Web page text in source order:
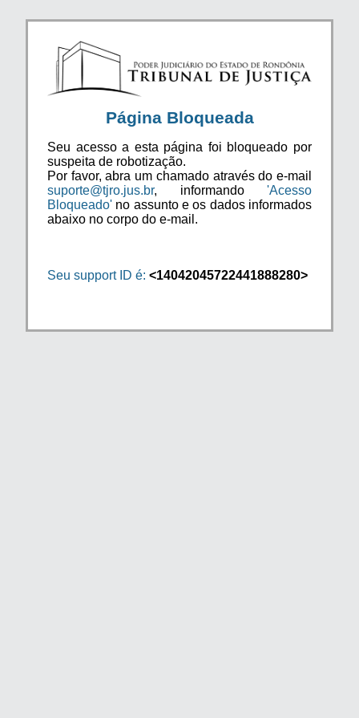
Página Bloqueada
Seu acesso a esta página foi bloqueado por
suspeita de robotização.
Por favor, abra um chamado através do e-mail
suporte@tjro.jus.br, informando 'Acesso
Bloqueado' no assunto e os dados informados
abaixo no corpo do e-mail.
Seu support ID é: <14042045722441888280>